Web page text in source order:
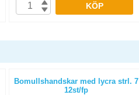
KÖP
Bomullshandskar med lycra strl. 7
12st/fp